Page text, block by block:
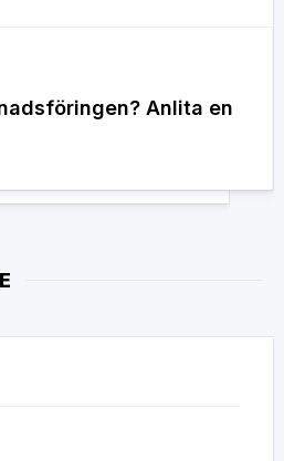
Anlita en